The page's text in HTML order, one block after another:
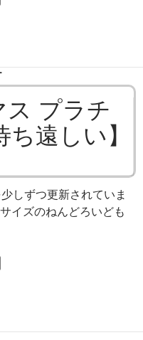
ス プラチ
遠しい】
しずつ更新されていま
イズのねんどろいども